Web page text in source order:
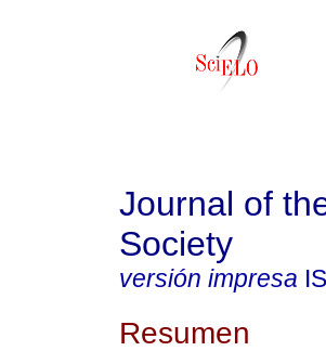
Journal of
Society
versión impresa
Resumen